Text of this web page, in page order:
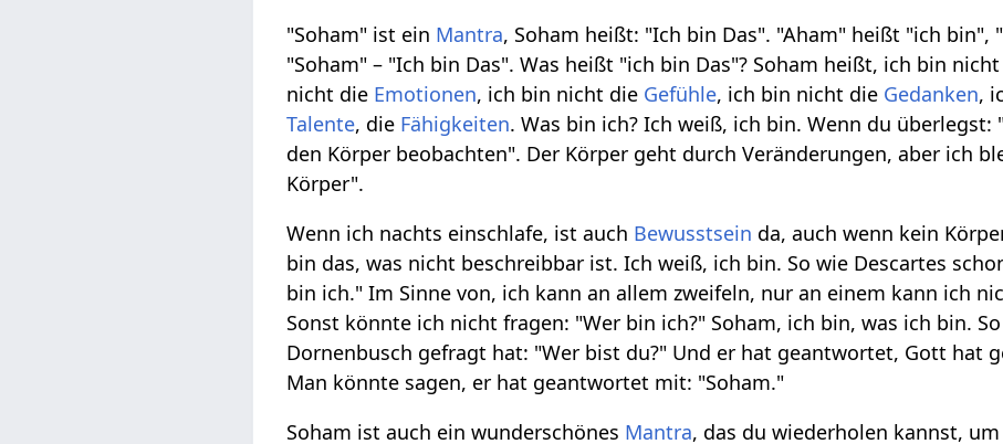
"Soham" ist ein Mantra, Soham heißt: "Ich bin Das". "Aham" heißt "ich bin",
"Soham" – "Ich bin Das". Was heißt "ich bin Das"? Soham heißt, ich bin
nicht die Emotionen, ich bin nicht die Gefühle, ich bin nicht die Gedanken,
Talente, die Fähigkeiten. Was bin ich? Ich weiß, ich bin. Wenn du
den Körper beobachten". Der Körper geht durch Veränderungen, aber ich
Körper".
Wenn ich nachts einschlafe, ist auch Bewusstsein da, auch wenn kein
bin das, was nicht beschreibbar ist. Ich weiß, ich bin. So wie Descartes
bin ich." Im Sinne von, ich kann an allem zweifeln, nur an einem kann ich
Sonst könnte ich nicht fragen: "Wer bin ich?" Soham, ich bin, was ich bin.
Dornenbusch gefragt hat: "Wer bist du?" Und er hat geantwortet, Gott hat
Man könnte sagen, er hat geantwortet mit: "Soham."
Soham ist auch ein wunderschönes Mantra, das du wiederholen kannst,